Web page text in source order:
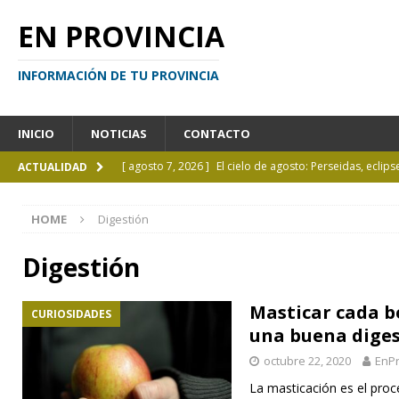
EN PROVINCIA
INFORMACIÓN DE TU PROVINCIA
INICIO NOTICIAS CONTACTO
ACTUALIDAD [ agosto 7, 2026 ] El cielo de agosto: Perseidas,
[ agosto 6, 2026 ]
HOME Digestión
Digestión
CURIOSIDADES
Masticar cada
una buena
octubre 22, 2020
La masticación es el